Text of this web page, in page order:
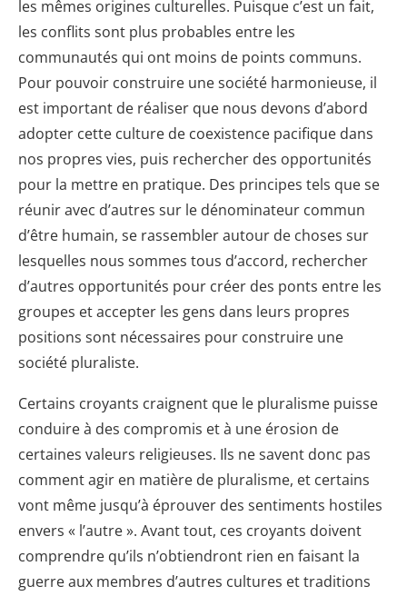
les mêmes origines culturelles. Puisque c’est un fait,
les conflits sont plus probables entre les
communautés qui ont moins de points communs.
Pour pouvoir construire une société harmonieuse, il
est important de réaliser que nous devons d’abord
adopter cette culture de coexistence pacifique dans
nos propres vies, puis rechercher des opportunités
pour la mettre en pratique. Des principes tels que se
réunir avec d’autres sur le dénominateur commun
d’être humain, se rassembler autour de choses sur
lesquelles nous sommes tous d’accord, rechercher
d’autres opportunités pour créer des ponts entre les
groupes et accepter les gens dans leurs propres
positions sont nécessaires pour construire une
société pluraliste.
Certains croyants craignent que le pluralisme puisse
conduire à des compromis et à une érosion de
certaines valeurs religieuses. Ils ne savent donc pas
comment agir en matière de pluralisme, et certains
vont même jusqu’à éprouver des sentiments hostiles
envers « l’autre ». Avant tout, ces croyants doivent
comprendre qu’ils n’obtiendront rien en faisant la
guerre aux membres d’autres cultures et traditions